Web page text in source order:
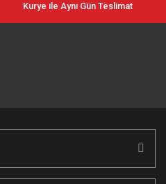
Kurye ile Aynı Gün Teslimat